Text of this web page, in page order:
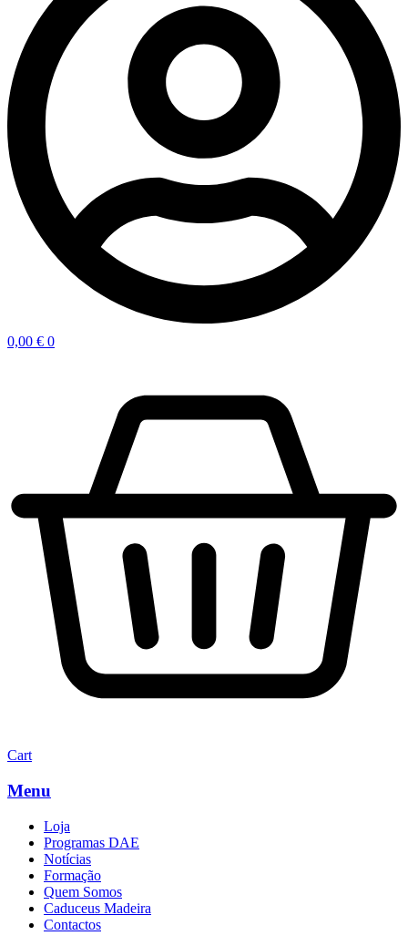
0,00 € 0
Cart
Menu
Loja
Programas DAE
Notícias
Formação
Quem Somos
Caduceus Madeira
Contactos